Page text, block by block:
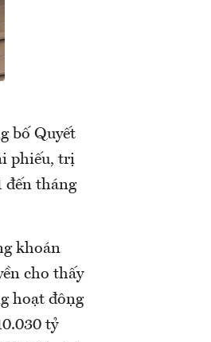
bố Quyết
phiếu, trị
đến tháng
khoán
cho thấy
hoạt động
tỷ